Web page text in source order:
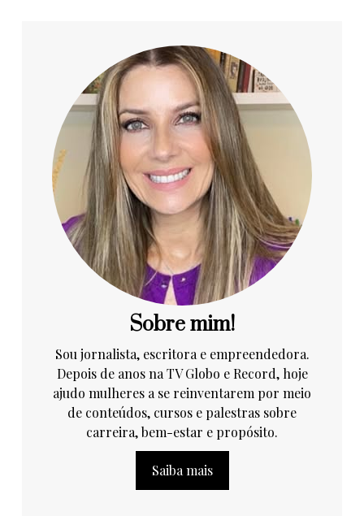
Sobre mim!
Sou jornalista, escritora e empreendedora.
Depois de anos na TV Globo e Record, hoje
ajudo mulheres a se reinventarem por meio
de conteúdos, cursos e palestras sobre
carreira, bem-estar e propósito.
Saiba mais